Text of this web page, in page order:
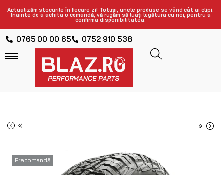
Actualizăm stocurile în fiecare zi! Totuși, unele produse se vând cât ai clipi.
Înainte de a achita o comandă, vă rugăm să luați legătura cu noi, pentru a
confirma disponibilitatea.
0765 00 00 65 0752 910 538
« »
Precomandă